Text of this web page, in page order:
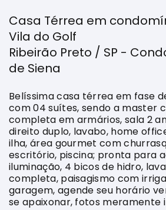
Casa Térrea em
Vila do Golf
Ribeirão Preto / SP -
de Siena
Belíssima casa térrea em fase
com 04 suítes, sendo a master
completa em armários, sala 2
direito duplo, lavabo, home
ilha, área gourmet com
escritório, piscina; pronta para
iluminação, 4 bicos de hidro,
completa, paisagismo com
garagem, agende seu horário
se apaixonar, fotos meramente